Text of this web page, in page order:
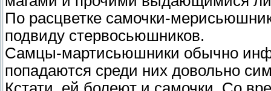
По расцветке самочки-
подвиду стервосьюшников.
Самцы-мартисьюшники обычно
попадаются среди них довольно